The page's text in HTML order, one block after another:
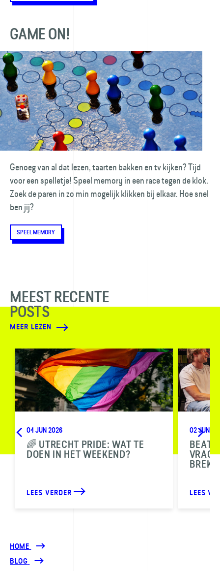
GAME ON!
Genoeg van al dat lezen, taarten bakken en tv kijken? Tijd
voor een spelletje! Speel memory in een race tegen de klok.
Zoek de paren in zo min mogelijk klikken bij elkaar. Hoe snel
ben jij?
SPEEL MEMORY
MEEST RECENTE
POSTS
MEER LEZEN
04 JUN 2026
🌈 UTRECHT PRIDE: WAT TE
DOEN IN HET WEEKEND?
LEES VERDER
02 JUN
BEAT
LEES
HOME
BLOG